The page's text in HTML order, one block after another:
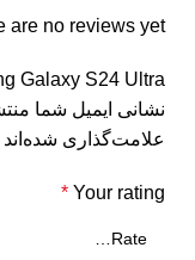
are no reviews yet.
Galaxy S24 Ultra”
نشانی ایمیل شما
علامت‌گذاری شده‌اند
Your rating
*